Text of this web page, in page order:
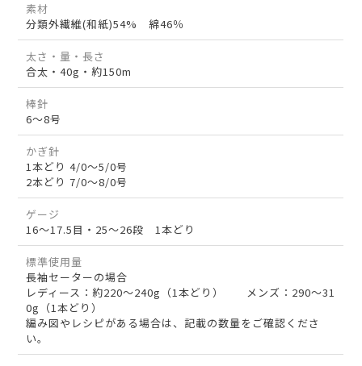
素材
分類外繊維(和紙)54% 綿46％
太さ・量・長さ
合太・40g・約150m
棒針
6～8号
かぎ針
1本どり 4/0～5/0号
2本どり 7/0～8/0号
ゲージ
16～17.5目・25～26段 1本どり
標準使用量
長袖セーターの場合
レディース：約220～240g（1本どり） メンズ：290～31
0g（1本どり）
編み図やレシピがある場合は、記載の数量をご確認くださ
い。